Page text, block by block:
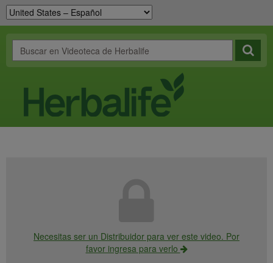
Necesitas ser un Distribuidor para ver este video. Por
favor ingresa para verlo